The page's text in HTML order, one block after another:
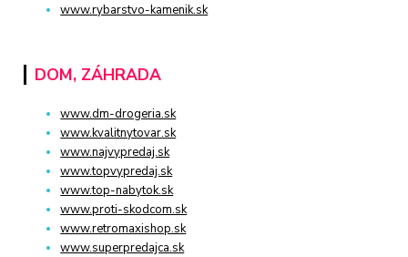
www.rybarstvo-kamenik.sk
DOM, ZÁHRADA
www.dm-drogeria.sk
www.kvalitnytovar.sk
www.najvypredaj.sk
www.topvypredaj.sk
www.top-nabytok.sk
www.proti-skodcom.sk
www.retromaxishop.sk
www.superpredajca.sk